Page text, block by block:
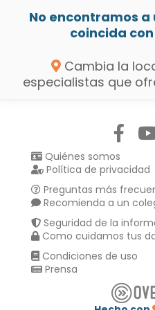
No encontramos
coincida
Cambia la
especialistas que
Quiénes somos
Política de privacidad
Preguntas más
Recomienda a un
Seguridad de la
Como cuidamos tus
Condiciones de uso
Prensa